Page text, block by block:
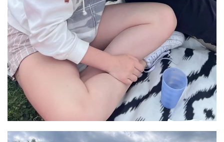
GRÖSSER ANZEIGEN